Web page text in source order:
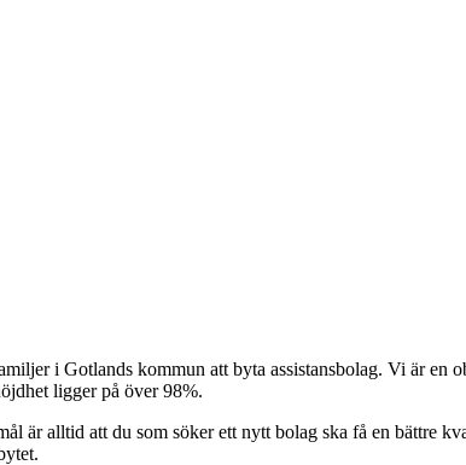
i Gotlands kommun att byta assistansbolag. Vi är en
ligger på över 98%.
är alltid att du som söker ett nytt bolag ska få en bättre